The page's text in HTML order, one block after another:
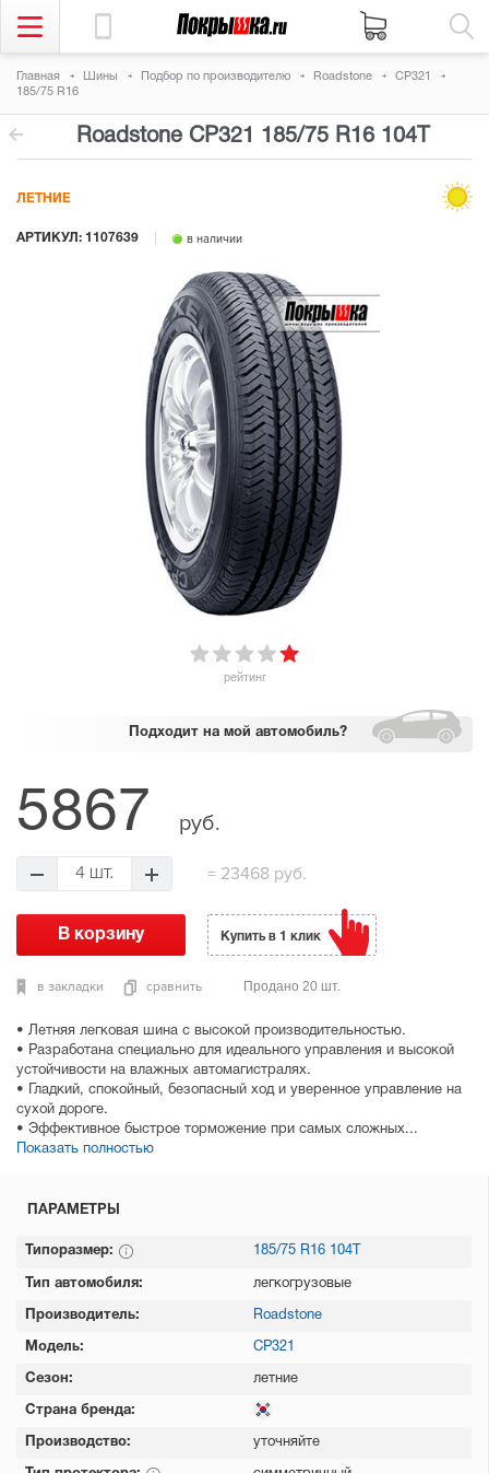
Главная Шины Подбор по производителю Roadstone
CP321
185/75 R16
Roadstone CP321 185/75 R16 104T
рейтинг
АРТИКУЛ: 1107639 в наличии
ЛЕТНИЕ
Подходит на мой автомобиль?
• Летняя легковая шина с высокой производительностью.
• Разработана специально для идеального управления и высокой
устойчивости на влажных автомагистралях.
• Гладкий, спокойный, безопасный ход и уверенное управление на
сухой дороге.
• Эффективное быстрое торможение при самых сложных...
Показать полностью
5867 руб.
4 шт. = 23468 руб.
в закладки сравнить
Купить в 1 клик
Продано 20 шт.
ПАРАМЕТРЫ
Типоразмер: 185/75 R16 104T
Тип автомобиля: легкогрузовые
Производитель: Roadstone
Модель: CP321
Сезон: летние
Страна бренда:
Производство: уточняйте